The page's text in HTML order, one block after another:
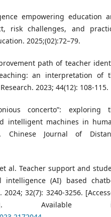
empowering education
risk challenges, and
2025;(02):72–79.
path of teacher
an interpretation of
2023; 44(12): 108-115.
concerto”: exploring
intelligent machines in
Chinese Journal of
al. Teacher support and
(AI) based
32(7): 3240-3256.
Available